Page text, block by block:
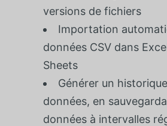
versions de fichiers
Importation
données CSV dans
Sheets
Générer un
données, en
données à intervalles